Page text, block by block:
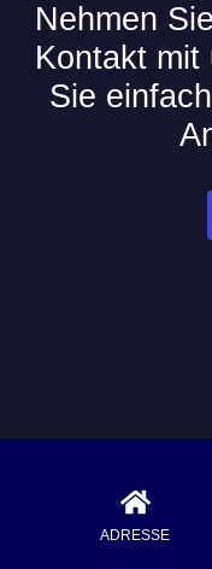
Nehmen
Kontakt mit
Sie
ADRESSE